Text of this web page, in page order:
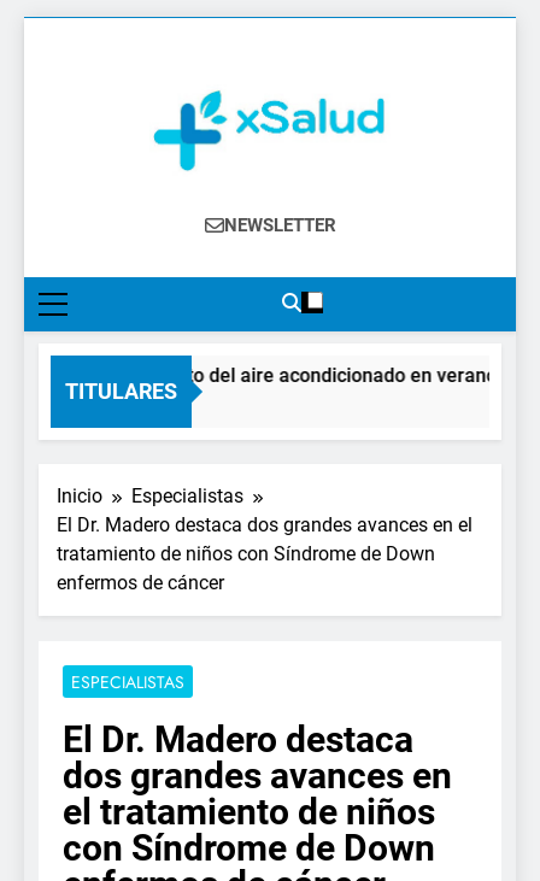
XSalud
Noticias Del Sector Salud. Congresos Y
Farmacéutica, Atención Primaria,
Especialistas, Farmacia, Etc…
NEWSLETTER
TITULARES
El impacto del aire acondicionado en verano:
1 Día Atrás
Inicio
Especialistas
El Dr. Madero destaca dos grandes avances en el
tratamiento de niños con Síndrome de Down
enfermos de cáncer
ESPECIALISTAS
El Dr. Madero destaca
dos grandes avances en
el tratamiento de niños
con Síndrome de Down